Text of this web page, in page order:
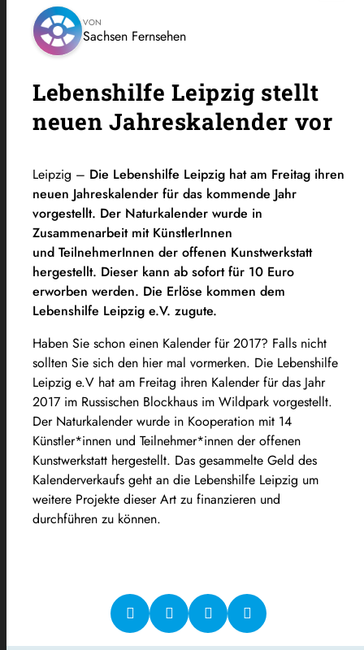
VON
Sachsen Fernsehen
Lebenshilfe Leipzig stellt
neuen Jahreskalender vor
Leipzig – Die Lebenshilfe Leipzig hat am Freitag ihren
neuen Jahreskalender für das kommende Jahr
vorgestellt. Der Naturkalender wurde in
Zusammenarbeit mit KünstlerInnen
und TeilnehmerInnen der offenen Kunstwerkstatt
hergestellt. Dieser kann ab sofort für 10 Euro
erworben werden. Die Erlöse kommen dem
Lebenshilfe Leipzig e.V. zugute.
Haben Sie schon einen Kalender für 2017? Falls nicht
sollten Sie sich den hier mal vormerken. Die Lebenshilfe
Leipzig e.V hat am Freitag ihren Kalender für das Jahr
2017 im Russischen Blockhaus im Wildpark vorgestellt.
Der Naturkalender wurde in Kooperation mit 14
Künstler*innen und Teilnehmer*innen der offenen
Kunstwerkstatt hergestellt. Das gesammelte Geld des
Kalenderverkaufs geht an die Lebenshilfe Leipzig um
weitere Projekte dieser Art zu finanzieren und
durchführen zu können.